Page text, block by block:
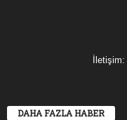
İletişim:
DAHA FAZLA HABER